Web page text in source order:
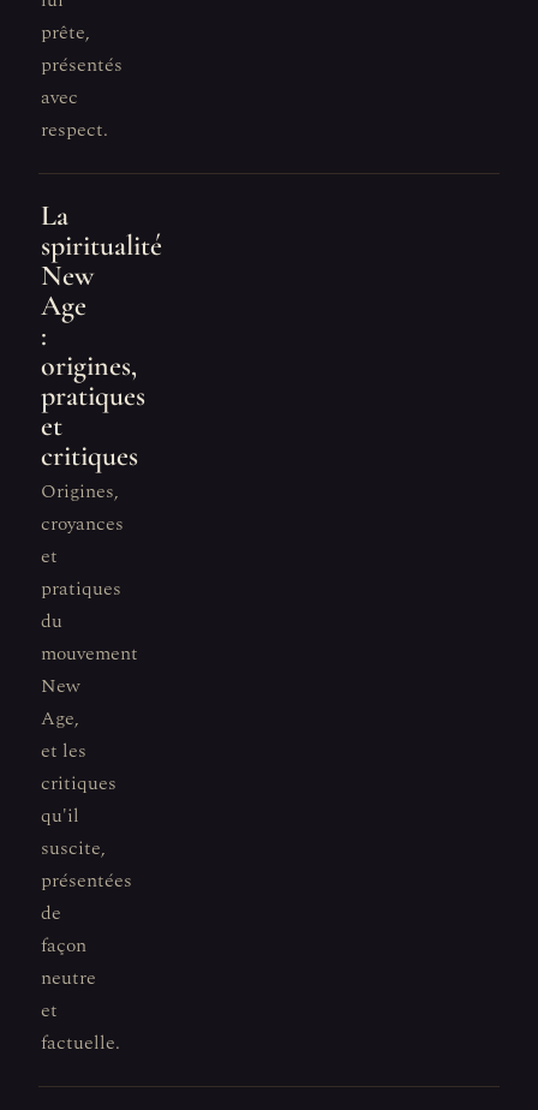
prête,
présentés
avec
respect.
La
spiritualité
New
Age
:
origines,
pratiques
et
critiques
Origines,
croyances
et
pratiques
du
mouvement
New
Age,
et les
critiques
qu'il
suscite,
présentées
de
façon
neutre
et
factuelle.